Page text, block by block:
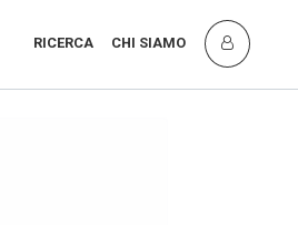
RICERCA CHI SIAMO